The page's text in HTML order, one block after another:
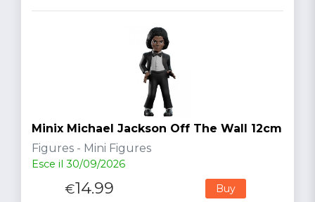
Minix Michael Jackson Off The Wall 12cm
Figures - Mini Figures
Esce il 30/09/2026
€14.99 Buy